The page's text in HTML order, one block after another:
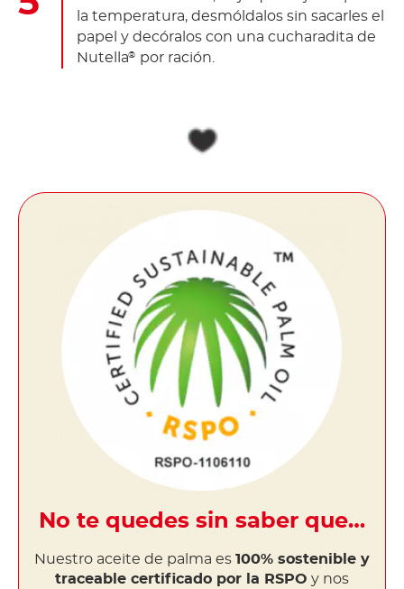
la temperatura, desmóldalos sin sacarles el
papel y decóralos con una cucharadita de
Nutella® por ración.
No te quedes sin saber que…
Nuestro aceite de palma es 100% sostenible y
traceable certificado por la RSPO y nos